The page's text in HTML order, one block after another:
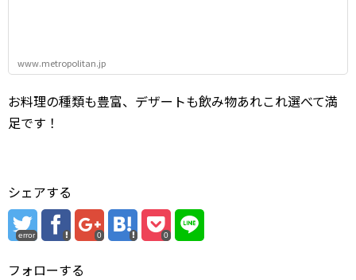
www.metropolitan.jp
お料理の種類も豊富、デザートも飲み物あれこれ選べて満
足です！
シェアする
error 0 0
フォローする